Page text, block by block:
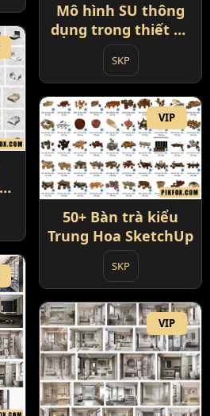
Mô hình SU thông
dụng trong thiết kế
nội thất
SKP
VIP
50+ Bàn trà kiểu
Trung Hoa SketchUp
SKP
VIP